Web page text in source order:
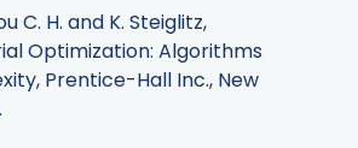
C. H. and K. Steiglitz,
Optimization: Algorithms
Prentice-Hall Inc., New